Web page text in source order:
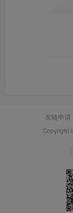
友链申请
Copyright